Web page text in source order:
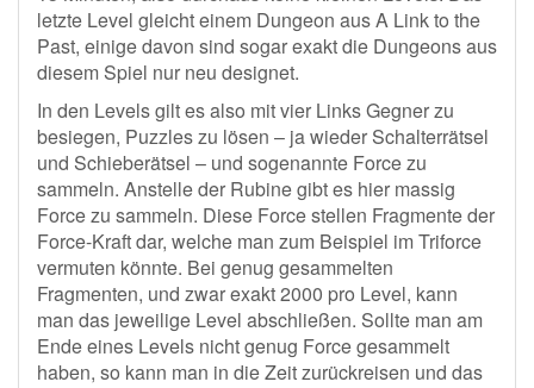
letzte Level gleicht einem Dungeon aus A Link to the
Past, einige davon sind sogar exakt die Dungeons aus
diesem Spiel nur neu designet.
In den Levels gilt es also mit vier Links Gegner zu
besiegen, Puzzles zu lösen – ja wieder Schalterrätsel
und Schieberätsel – und sogenannte Force zu
sammeln. Anstelle der Rubine gibt es hier massig
Force zu sammeln. Diese Force stellen Fragmente der
Force-Kraft dar, welche man zum Beispiel im Triforce
vermuten könnte. Bei genug gesammelten
Fragmenten, und zwar exakt 2000 pro Level, kann
man das jeweilige Level abschließen. Sollte man am
Ende eines Levels nicht genug Force gesammelt
haben, so kann man in die Zeit zurückreisen und das